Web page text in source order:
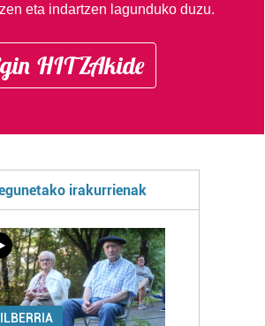
eta indartzen lagunduko duzu.
HITZAkide
irakurrienak